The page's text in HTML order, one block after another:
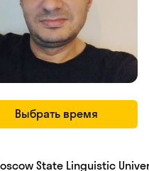
Выбрать время
State Linguistic